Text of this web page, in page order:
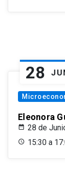
28
Eleonora
28 de
15:30 a